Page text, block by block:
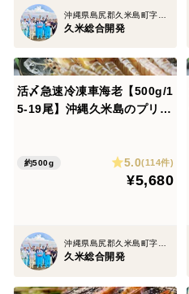
久米総合開発
活〆急速冷凍車海老【500g/1
5-19尾】沖縄久米島のプリっ
【真空パック】【お刺身可】
【専用化粧箱】【熨斗可※名
約500g 5.0(114件)
¥5,680
沖縄県島尻郡久米島町字北原
久米総合開発